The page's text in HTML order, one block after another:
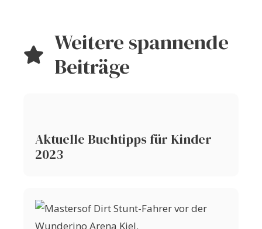
Weitere spannende
Beiträge
Aktuelle Buchtipps für Kinder
2023